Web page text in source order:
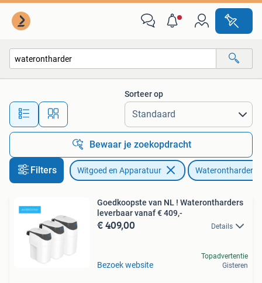
Alle afstanden…
Sorteer op
Bewaar je zoekopdracht
Filters Witgoed en Apparatuur Waterontharders
Goedkoopste van NL ! Waterontharders
leverbaar vanaf € 409,-
€ 409,00 Details
Bezoek website
Topadvertentie
Gisteren